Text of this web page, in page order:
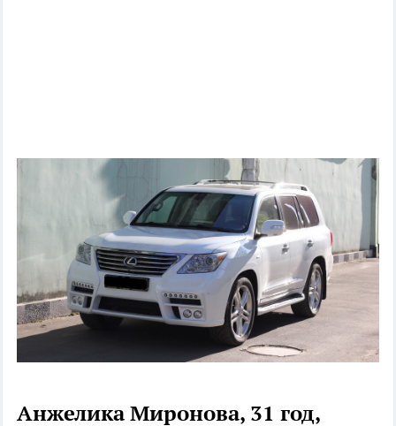
Анжелика Миронова, 31 год,